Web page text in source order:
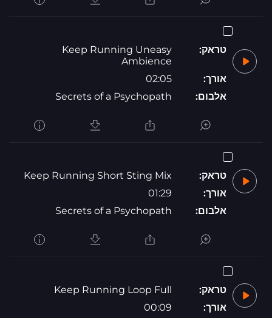
טראק:
Keep Running Uneasy
Ambience
אורך:
02:05
אלבום:
Secrets of a Psychopath
טראק:
Keep Running Short Sting Mix
אורך:
01:29
אלבום:
Secrets of a Psychopath
טראק:
Keep Running Loop Full
אורך:
00:09